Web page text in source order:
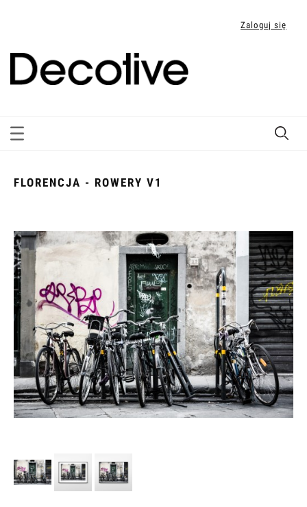
Zaloguj się
FLORENCJA - ROWERY V1